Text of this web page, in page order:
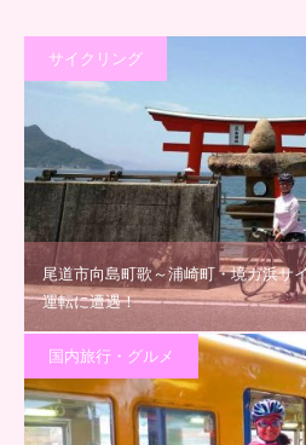
サイクリング
尾道市向島町歌～浦崎町・境ガ浜サ
運転に遭遇！
国内旅行・グルメ